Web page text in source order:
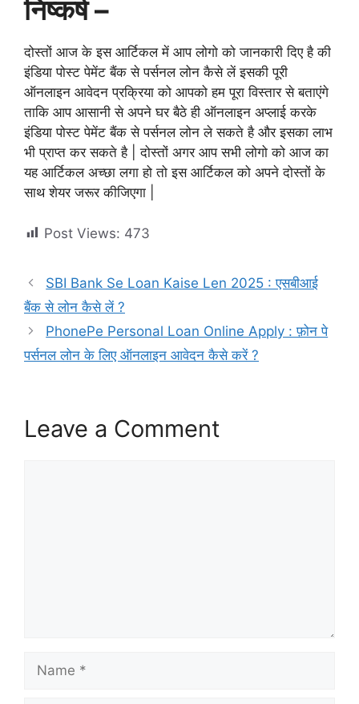
निष्कर्ष –
दोस्तों आज के इस आर्टिकल में आप लोगो को जानकारी दिए है की
इंडिया पोस्ट पेमेंट बैंक से पर्सनल लोन कैसे लें इसकी पूरी
ऑनलाइन आवेदन प्रक्रिया को आपको हम पूरा विस्तार से बताएंगे
ताकि आप आसानी से अपने घर बैठे ही ऑनलाइन अप्लाई करके
इंडिया पोस्ट पेमेंट बैंक से पर्सनल लोन ले सकते है और इसका लाभ
भी प्राप्त कर सकते है | दोस्तों अगर आप सभी लोगो को आज का
यह आर्टिकल अच्छा लगा हो तो इस आर्टिकल को अपने दोस्तों के
साथ शेयर जरूर कीजिएगा |
Post Views: 473
SBI Bank Se Loan Kaise Len 2025 : एसबीआई
बैंक से लोन कैसे लें ?
PhonePe Personal Loan Online Apply : फ़ोन पे
पर्सनल लोन के लिए ऑनलाइन आवेदन कैसे करें ?
Leave a Comment